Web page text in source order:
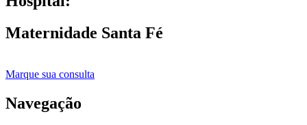
Maternidade Santa Fé
Marque sua consulta
Navegação